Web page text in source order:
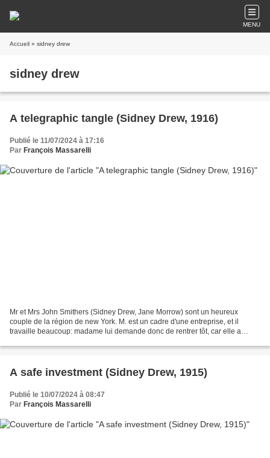
MENU
Accueil » sidney drew
sidney drew
A telegraphic tangle (Sidney Drew, 1916)
Publié le 11/07/2024 à 17:16
Par François Massarelli
Mr et Mrs John Smithers (Sidney Drew, Jane Morrow) sont un heureux
couple de la région de new York. M. est un cadre d'une entreprise, et il
travaille beaucoup: madame lui demande donc de rentrer tôt, car elle a
A safe investment (Sidney Drew, 1915)
Publié le 10/07/2024 à 08:47
Par François Massarelli